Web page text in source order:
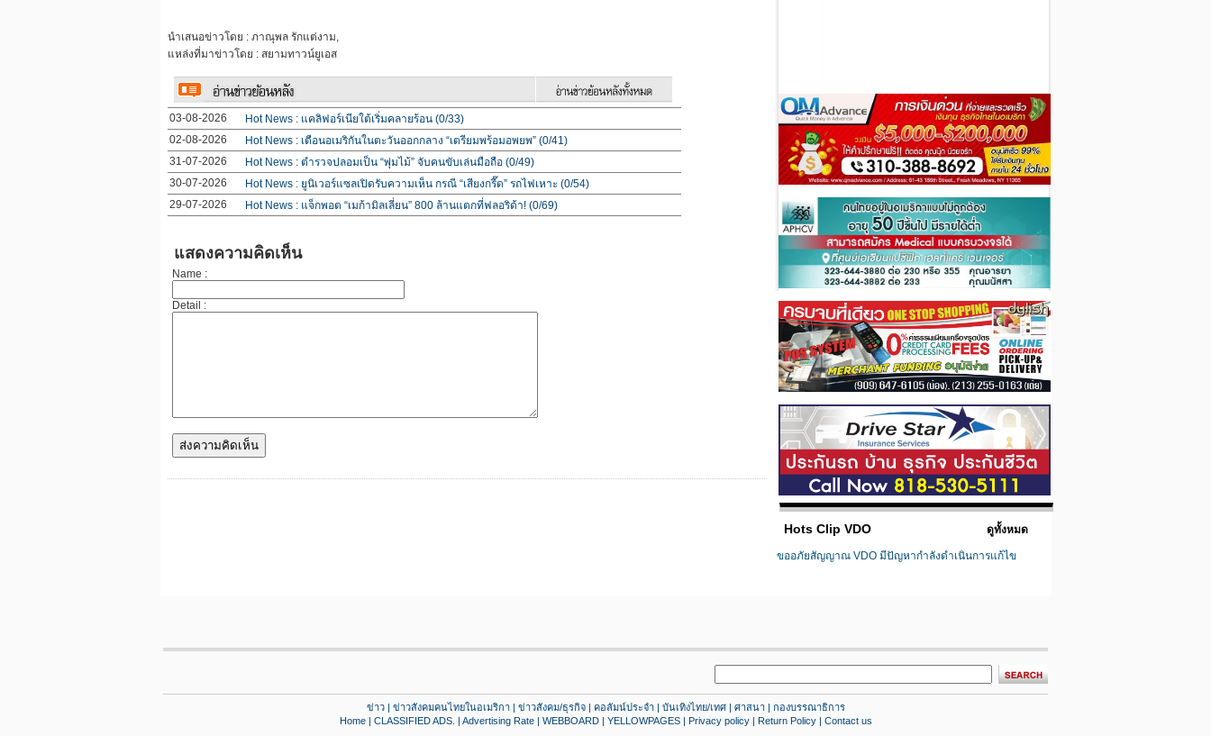
นำเสนอข่าวโดย : ภาณุพล รักแต่งาม,
แหล่งที่มาข่าวโดย : สยามทาวน์ยูเอส
03-08-2026
Hot News : แคลิฟอร์เนียใต้เริ่มคลายร้อน (0/33)
02-08-2026
Hot News : เตือนอเมริกันในตะวันออกกลาง “เตรียมพร้อมอพยพ” (0/41)
31-07-2026
Hot News : ตำรวจปลอมเป็น “พุ่มไม้” จับคนขับเล่นมือถือ (0/49)
30-07-2026
Hot News : ยูนิเวอร์แซลเปิดรับความเห็น กรณี “เสียงกรี๊ด” รถไฟเหาะ (0/54)
29-07-2026
Hot News : แจ็กพอต “เมก้ามิลเลี่ยน” 800 ล้านแตกที่ฟลอริด้า! (0/69)
แสดงความคิดเห็น
Name :
Detail :
Hots Clip VDO ดูทั้งหมด
ขออภัยสัญญาณ VDO มีปัญหากำลังดำเนินการแก้ไข
ข่าว| ข่าวสังคมคนไทยในอเมริกา| ข่าวสังคม/ธุรกิจ| คอลัมน์ประจํา| บันเทิงไทย/เทศ| ศาสนา| กองบรรณาธิการ
Home| CLASSIFIED ADS. Advertising Rate| WEBBOARD| YELLOWPAGES| Privacy policy| Return Policy| Contact us